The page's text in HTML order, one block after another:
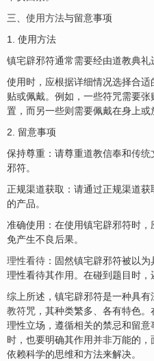
三、 使用方法与留意事项
1. 使用方法
镇宅辟邪符通常需要经由道教典礼
使用时，应根据详细情况选择合
贴或佩戴。例如，一些符咒需要
置，而另一些则需要佩戴在身上或
2. 留意事项
保持尊重：请尊重道教信奉和传统
邪符。
正规渠道获取：请通过正规渠道
的产品。
准确使用：在使用镇宅辟邪符时，
免产生不良后果。
理性看待 ：固然镇宅辟邪符被以
理性看待其作用。在碰到题目时，
综上所述，镇宅辟邪符是一种具
教符咒，其种类繁多、各有特色
理性立场，遵循相关的禁忌和留
时，也要明确其作用并非万能的
依赖科学的思维和方法来解决。